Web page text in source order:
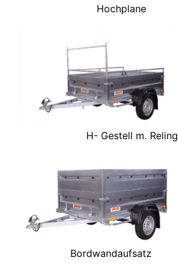
Hochplane
H- Gestell m. Reling
Bordwandaufsatz